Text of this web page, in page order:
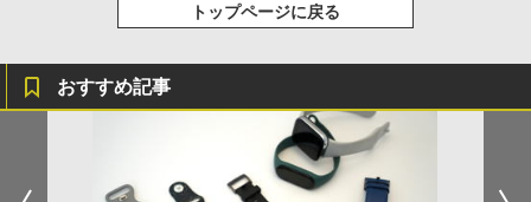
トップページに戻る
おすすめ記事